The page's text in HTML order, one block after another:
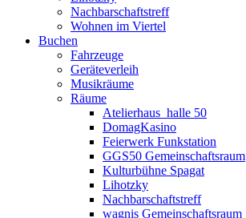
Nachbarschaftstreff
Wohnen im Viertel
Buchen
Fahrzeuge
Geräteverleih
Musikräume
Räume
Atelierhaus_halle 50
DomagKasino
Feierwerk Funkstation
GGS50 Gemeinschaftsraum
Kulturbühne Spagat
Lihotzky
Nachbarschaftstreff
wagnis Gemeinschaftsraum